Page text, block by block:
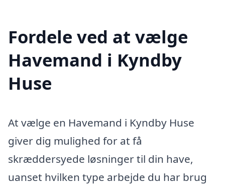
Fordele ved at vælge
Havemand i Kyndby
Huse
At vælge en Havemand i Kyndby Huse
giver dig mulighed for at få
skræddersyede løsninger til din have,
uanset hvilken type arbejde du har brug